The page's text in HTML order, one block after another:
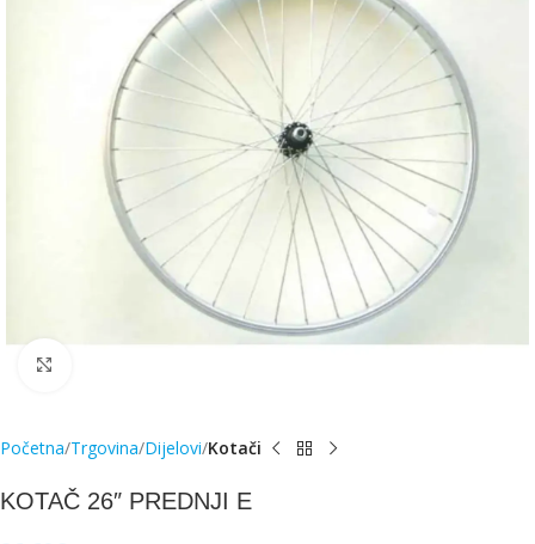
Početna Trgovina Dijelovi Kotači
KOTAČ 26″ PREDNJI E